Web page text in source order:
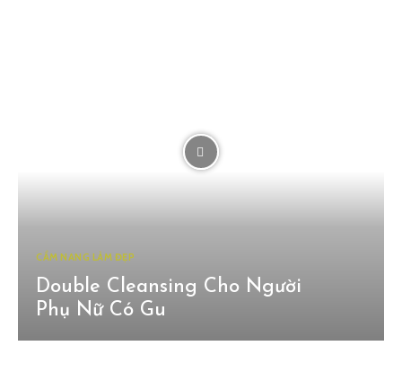
CẨM NANG LÀM ĐẸP
Double Cleansing Cho Người
Phụ Nữ Có Gu